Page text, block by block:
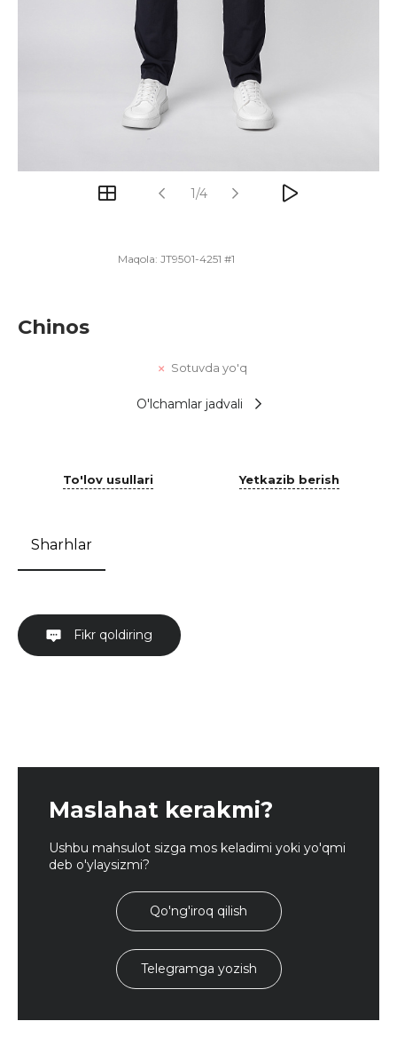
1/4
Maqola: JT9501-4251 #1
Chinos
Sotuvda yo'q
O'lchamlar jadvali
To'lov usullari Yetkazib berish
Sharhlar
Fikr qoldiring
Maslahat kerakmi?
Ushbu mahsulot sizga mos keladimi yoki yo'qmi
deb o'ylaysizmi?
Qo'ng'iroq qilish
Telegramga yozish